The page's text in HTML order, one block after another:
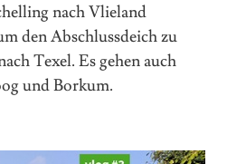
nach Vlieland
den Abschlussdeich zu
Texel. Es gehen auch
und Borkum.